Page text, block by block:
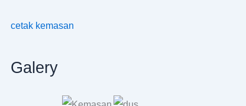
cetak kemasan
Galery